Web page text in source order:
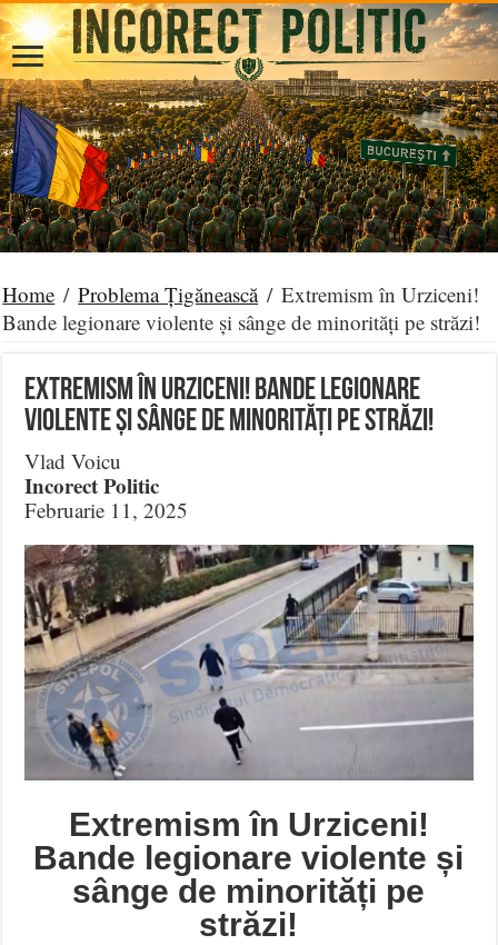
Home / Problema Țigănească / Extremism în Urziceni!
Bande legionare violente și sânge de minorități pe străzi!
Extremism în Urziceni! Bande legionare
violente și sânge de minorități pe străzi!
Vlad Voicu
Incorect Politic
Februarie 11, 2025
Extremism în Urziceni!
Bande legionare violente și
sânge de minorități pe
străzi!